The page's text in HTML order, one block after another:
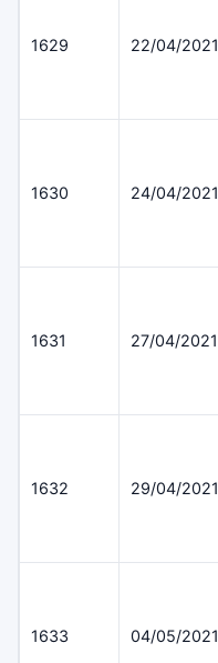
1629 22/04/2021
1630 24/04/2021
1631 27/04/2021
1632 29/04/2021
1633 04/05/2021